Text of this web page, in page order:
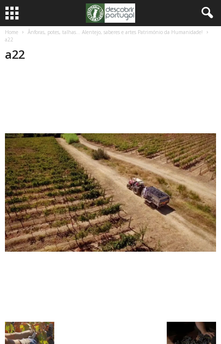
Home
Ânforas, potes, talhas… Alentejo, saberes e artes Património da Humanidade!
a22
a22